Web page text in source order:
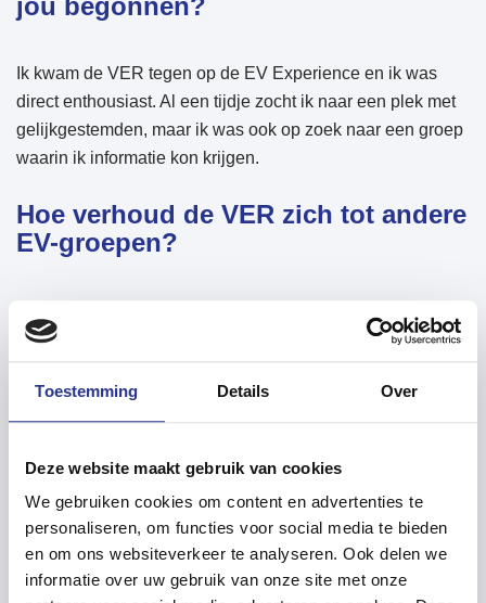
Toestemming Details Over
Deze website maakt gebruik van cookies
We gebruiken cookies om content en advertenties te
personaliseren, om functies voor social media te bieden
en om ons websiteverkeer te analyseren. Ook delen we
informatie over uw gebruik van onze site met onze
jou begonnen?
Ik kwam de VER tegen op de EV Experience en ik was
direct enthousiast. Al een tijdje zocht ik naar een plek met
gelijkgestemden, maar ik was ook op zoek naar een groep
waarin ik informatie kon krijgen.
Hoe verhoud de VER zich tot andere
EV-groepen?
community, waar ik ook actief ben, is een heel grote en
hechte groep, maar bij de VER kun je heel goed EV-
informatie krijgen. Ik vond het bijvoorbeeld heel spannend
om voor het eerst elektrisch op vakantie te gaan, maar bij
met gerust hart kon vertrekken.
Je organiseert zelf ook een